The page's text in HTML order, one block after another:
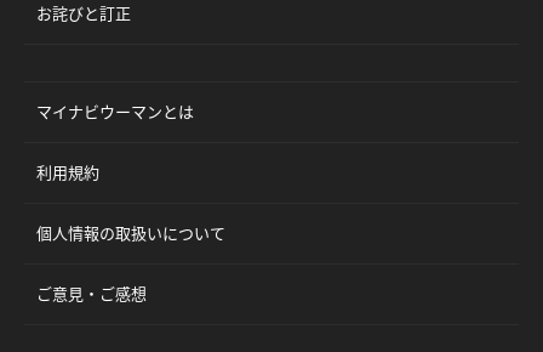
お詫びと訂正
マイナビウーマンとは
利用規約
個人情報の取扱いについて
ご意見・ご感想